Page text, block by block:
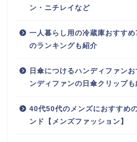
ン・ニチレイなど
一人暮らし用の冷蔵庫おすす
のランキングも紹介
日傘につけるハンディファン
ンディファンの日傘クリップも
40代50代のメンズにおすすめ
ンド【メンズファッション】